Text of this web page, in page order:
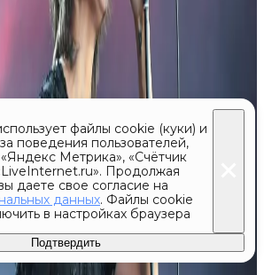
файлы cookie (куки) и
поведения пользователей,
Метрика», «Счётчик
Продолжая
даете свое согласие на
данных. Файлы cookie
в настройках браузера
Подтвердить